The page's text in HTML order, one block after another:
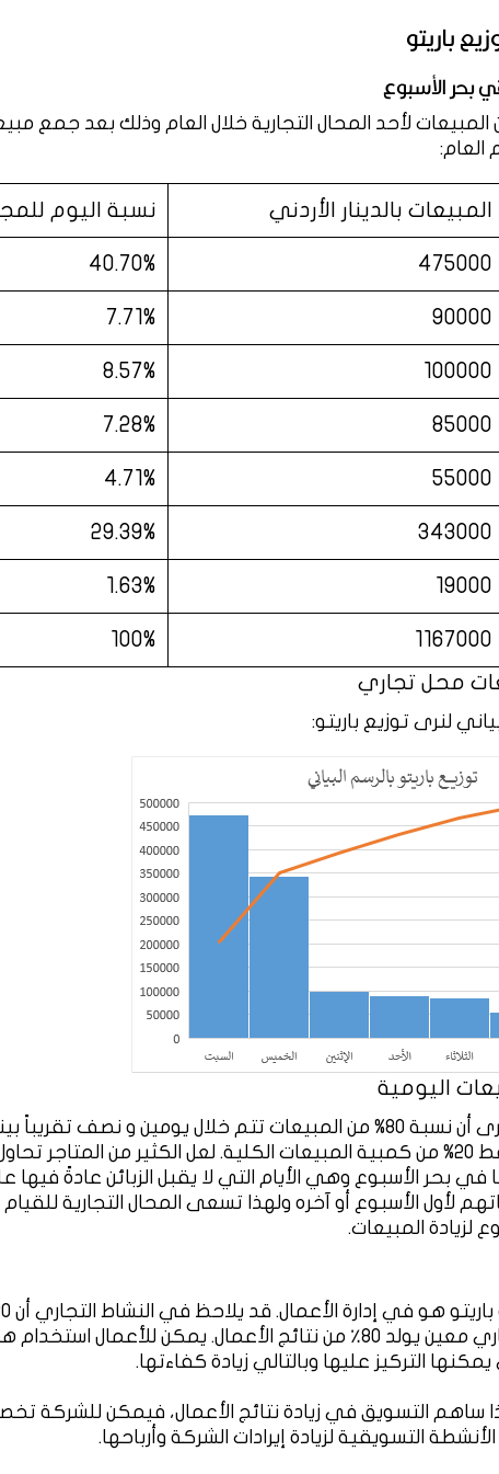
باريتو
لأحد المحال التجارية خلال العام وذلك بعد جمع
العام:
المبيعات بالدينار الأردني نسبة اليوم
475000
40.70%
90000
7.71%
100000
8.57%
85000
7.28%
55000
4.71%
343000
29.39%
19000
1.63%
1167000
100%
محل تجاري
لنرى توزيع باريتو:
اليومية
حسب توزيع باريتو نرى أن نسبة 80% من المبيعات تتم خلال يومين و نصف
الأسبوع يتم بيع فقط 20% من كمبية المبيعات الكلية. لعل الكثير من
في بحر الأسبوع وهي الأيام التي لا يقبل الزبائن عادةً فيها
لأول الأسبوع أو آخره ولهذا تسعى المحال التجارية للقيام
لزيادة المبيعات.
المخصص لنشاط تجاري معين يولد 80٪ من نتائج الأعمال. يمكن للأعمال
التركيز عليها وبالتالي زيادة كفاءتها.
ساهم التسويق في زيادة نتائج الأعمال، فيمكن للشركة
التسويقية لزيادة إيرادات الشركة وأرباحها.